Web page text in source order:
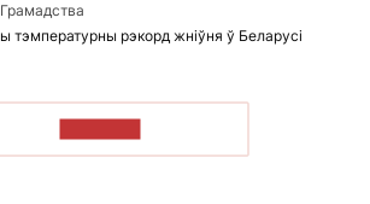
Грамадства
тэмпературны рэкорд жніўня ў Беларусі